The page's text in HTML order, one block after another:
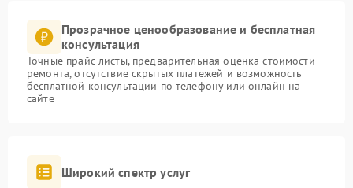
Прозрачное ценообразование и бесплатная
консультация
Точные прайс-листы, предварительная оценка стоимости
ремонта, отсутствие скрытых платежей и возможность
бесплатной консультации по телефону или онлайн на
сайте
Широкий спектр услуг